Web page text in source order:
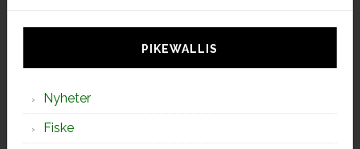
PIKEWALLIS
Nyheter
Fiske